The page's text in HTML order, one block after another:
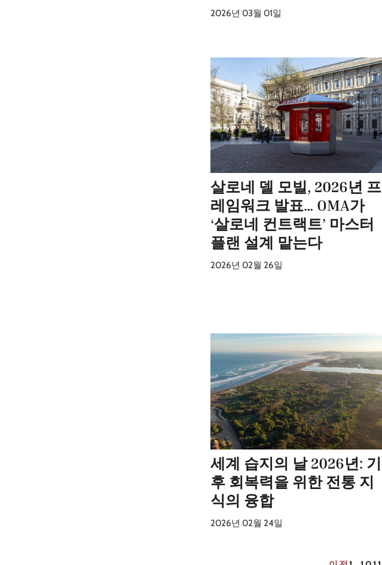
2026년 03월 01일
살로네 델 모빌, 2026년 프
레임워크 발표… OMA가
‘살로네 컨트랙트’ 마스터
플랜 설계 맡는다
2026년 02월 26일
세계 습지의 날 2026년: 기
후 회복력을 위한 전통 지
식의 융합
2026년 02월 24일